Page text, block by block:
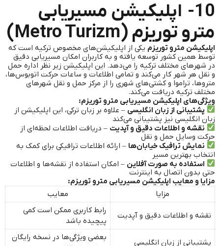
10- اپلیکیشن مسیریابی
مترو توریزم (Metro Turizm)
اپلیکیشن مترو توریزم یکی از اپلیکیشن‌های مخصوص ترکیه است که
توسط همین کشور توسعه یافته و به کاربران امکان مسیریابی دقیق
در شهرهای مختلف ترکیه را می‌دهد. این اپلیکیشن زیر نظر اداره حمل
و نقل هر شهر کار می‌کند و تمامی اطلاعات و ساعات حرکت اتوبوس‌ها،
متروها، تراموا و کشتی‌های شهری را از مرکز حمل و نقل شهرهای
مختلف ترکیه دریافت می‌کند.
ویژگی‌های اپلیکیشن مسیریابی مترو توریزم:
پشتیبانی از زبان انگلیسی – علاوه بر زبان ترکی، این اپلیکیشن از
زبان انگلیسی نیز پشتیبانی می‌کند
نقشه و اطلاعات دقیق و آپدیت – دریافت اطلاعات لحظه‌ای از
حرکت وسایل حمل و نقل
نمایش ترافیک خیابان‌ها – ارائه اطلاعات ترافیکی برای کمک به
انتخاب بهترین مسیر
استفاده به صورت آفلاین – امکان استفاده از نقشه‌ها و اطلاعات
حتی بدون اتصال به اینترنت
مزایا و معایب اپلیکیشن مسیریابی مترو توریزم:
مزایا
معایب
نقشه و اطلاعات دقیق و آپدیت
رابط کاربری ممکن است کمی
پیچیده باشد
پشتیبانی از زبان انگلیسی
بعضی ویژگی‌ها در نسخه رایگان